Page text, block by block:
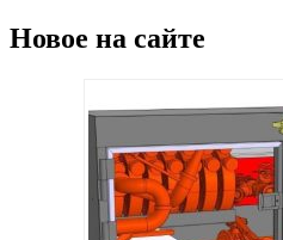
Новое на сайте